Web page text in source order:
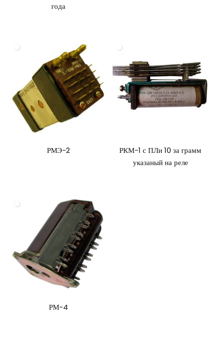
года
РМЭ-2
РКМ-1 с ПЛи 10 за грамм
указаный на реле
РМ-4